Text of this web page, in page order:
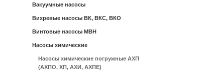
Вакуумные насосы
Вихревые насосы ВК, ВКС, ВКО
Винтовые насосы МВН
Насосы химические
Насосы химические погружные АХП
(АХПО, ХП, АХИ, АХПЕ)